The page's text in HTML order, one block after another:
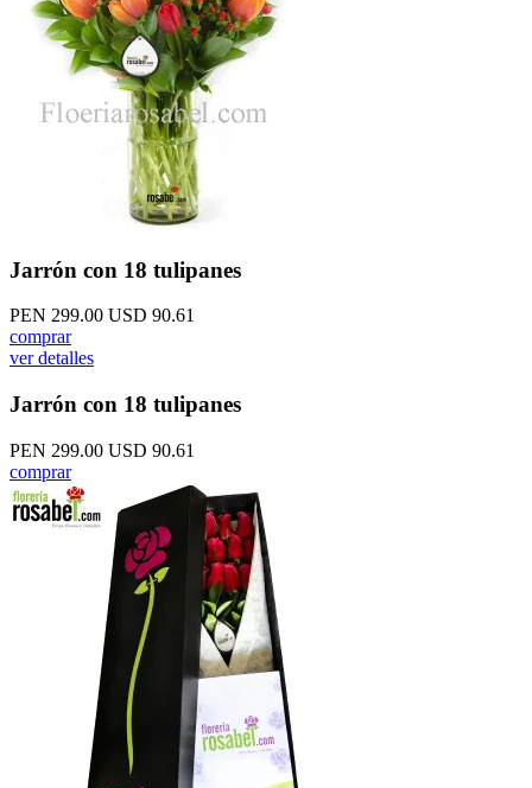
Jarrón con 18 tulipanes
PEN 299.00 USD 90.61
comprar
ver detalles
Jarrón con 18 tulipanes
PEN 299.00 USD 90.61
comprar